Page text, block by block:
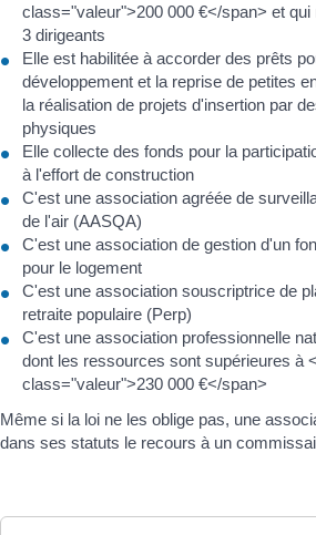
class="valeur">200 000 €</span> et qui
3 dirigeants
Elle est habilitée à accorder des prêts
développement et la reprise de petites
la réalisation de projets d'insertion par
physiques
Elle collecte des fonds pour la
à l'effort de construction
C'est une association agréée de
de l'air (AASQA)
C'est une association de gestion d'un
pour le logement
C'est une association souscriptrice de
retraite populaire (Perp)
C'est une association professionnelle
dont les ressources sont supérieures à
class="valeur">230 000 €</span>
Même si la loi ne les oblige pas, une
dans ses statuts le recours à un